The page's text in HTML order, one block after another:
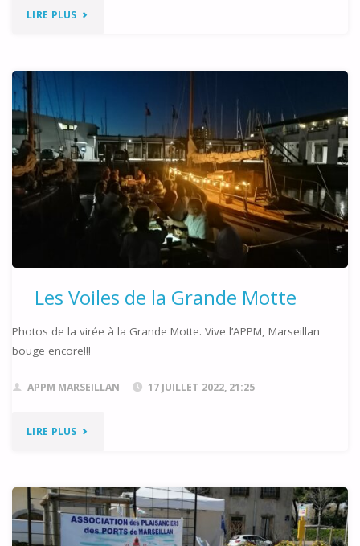
LIRE PLUS"BRASUCADE
2022"
Les Voiles de la Grande Motte
Photos de la virée à la Grande Motte. Vive l’APPM, Marseillan
bouge encore!!!
APPM MARSEILLAN 17 JUILLET 2022, 21:25
LIRE PLUS"LES
DE
LA